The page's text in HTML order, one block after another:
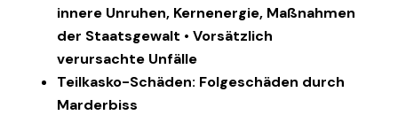
innere Unruhen, Kernenergie, Maßnahmen
der Staatsgewalt • Vorsätzlich
verursachte Unfälle
Teilkasko-Schäden: Folgeschäden durch
Marderbiss